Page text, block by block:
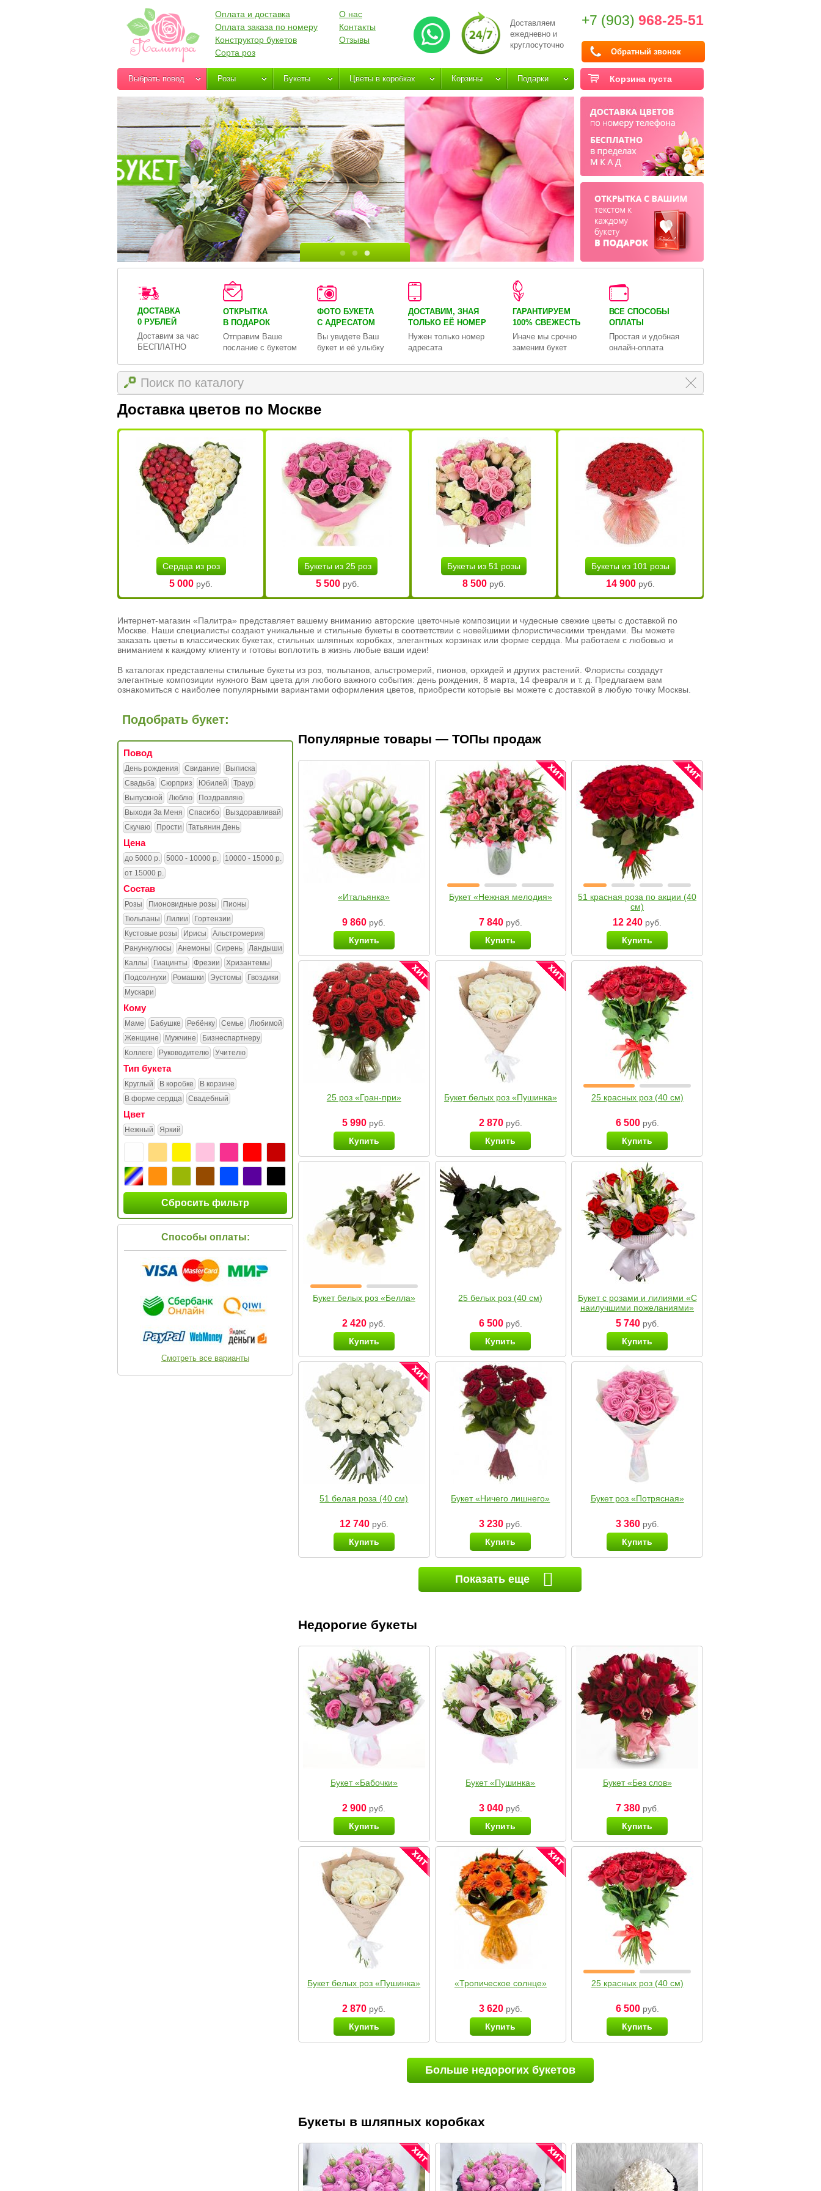
Доставляем
ежедневно и
круглосуточно
+7 (903) 968-25-51
Обратный звонок
Оплата и доставка
Оплата заказа по номеру
Конструктор букетов
Сорта роз
О нас
Контакты
Отзывы
Корзина пуста
Выбрать повод Розы Букеты Цветы в коробках Корзины Подарки
ДОСТАВКА
0 РУБЛЕЙ
Доставим за час
БЕСПЛАТНО
ОТКРЫТКА
В ПОДАРОК
Отправим Ваше
послание с букетом
ФОТО БУКЕТА
С АДРЕСАТОМ
Вы увидете Ваш
букет и её улыбку
ДОСТАВИМ, ЗНАЯ
ТОЛЬКО ЕЁ НОМЕР
Нужен только номер
адресата
ГАРАНТИРУЕМ
100% СВЕЖЕСТЬ
Иначе мы срочно
заменим букет
ВСЕ СПОСОБЫ
ОПЛАТЫ
Простая и удобная
онлайн-оплата
Доставка цветов по Москве
Сердца из роз
5 000 руб.
Букеты из 25 роз
5 500 руб.
Букеты из 51 розы
8 500руб.
Букеты из 101 розы
14 900руб.
Интернет-магазин «Палитра» представляет вашему вниманию авторские цветочные композиции и чудесные свежие цветы с доставкой по
Москве. Наши специалисты создают уникальные и стильные букеты в соответствии с новейшими флористическими трендами. Вы можете
заказать цветы в классических букетах, стильных шляпных коробках, элегантных корзинах или форме сердца. Мы работаем с любовью и
вниманием к каждому клиенту и готовы воплотить в жизнь любые ваши идеи!
В каталогах представлены стильные букеты из роз, тюльпанов, альстромерий, пионов, орхидей и других растений. Флористы создадут
элегантные композиции нужного Вам цвета для любого важного события: день рождения, 8 марта, 14 февраля и т. д. Предлагаем вам
ознакомиться с наиболее популярными вариантами оформления цветов, приобрести которые вы можете с доставкой в любую точку Москвы.
Подобрать букет:
Повод
День рождения Свидание
Выписка
Свадьба
Сюрприз Юбилей
Траур
Выпускной
Люблю
Поздравляю
Выходи За Меня
Спасибо
Выздоравливай
Скучаю
Прости Татьянин День
Цена
до 5000 р. 5000 - 10000 р.
10000 - 15000 р.
от 15000 р.
Состав
Розы Пионовидные розы
Пионы
Тюльпаны
Лилии
Гортензии
Кустовые розы
Ирисы
Альстромерия
Ранункулюсы
Анемоны Сирень
Ландыши
Каллы
Гиацинты Фрезии
Хризантемы
Подсолнухи
Ромашки Эустомы
Гвоздики
Мускари
Кому
Маме Бабушке Ребёнку Семье
Любимой
Женщине
Мужчине
Бизнеспартнеру
Коллеге
Руководителю Учителю
Тип букета
Круглый В коробке
В корзине
В форме сердца
Свадебный
Цвет
Нежный Яркий
Сбросить фильтр
Способы оплаты:
Смотреть все варианты
Популярные товары — ТОПы продаж
«Итальянка»
9 860 руб.
Купить
Букет «Нежная мелодия»
7 840руб.
Купить
51 красная роза по акции (40
см)
12 240 руб.
Купить
25 роз «Гран-при»
5 990 руб.
Купить
Букет белых роз «Пушинка»
2 870руб.
Купить
25 красных роз (40 см)
6 500руб.
Купить
Букет белых роз «Белла»
2 420 руб.
Купить
25 белых роз (40 см)
6 500руб.
Купить
Букет с розами и лилиями «С
наилучшими пожеланиями»
5 740руб.
Купить
51 белая роза (40 см)
12 740руб.
Купить
Букет «Ничего лишнего»
3 230руб.
Купить
Букет роз «Потрясная»
3 360руб.
Купить
Показать еще
Недорогие букеты
Букет «Бабочки»
2 900 руб.
Купить
Букет «Пушинка»
3 040руб.
Купить
Букет «Без слов»
7 380руб.
Купить
Букет белых роз «Пушинка»
2 870 руб.
Купить
«Тропическое солнце»
3 620руб.
Купить
25 красных роз (40 см)
6 500руб.
Купить
Больше недорогих букетов
Букеты в шляпных коробках